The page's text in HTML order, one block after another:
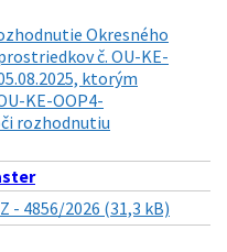
Okresného
č. OU-KE-
ktorým
KE-OOP4-
rozhodnutiu
- 4856/2026 (31,3 kB)